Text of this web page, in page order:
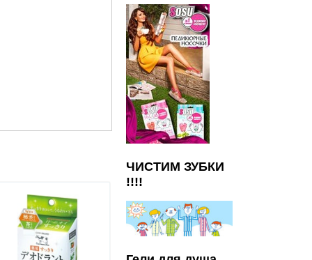
ЧИСТИМ ЗУБКИ
!!!!